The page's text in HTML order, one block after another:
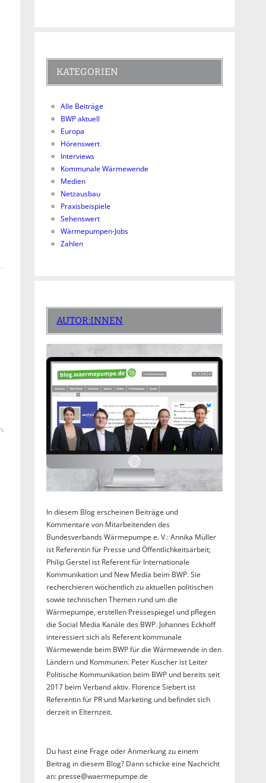
KATEGORIEN
Alle Beiträge
BWP aktuell
Europa
Hörenswert
Interviews
Kommunale Wärmewende
Medien
Netzausbau
Praxisbeispiele
Sehenswert
Wärmepumpen-Jobs
Zahlen
AUTOR:INNEN
In diesem Blog erscheinen Beiträge und
Kommentare von Mitarbeitenden des
Bundesverbands Wärmepumpe e. V.: Annika Müller
ist Referentin für Presse und Öffentlichkeitsarbeit;
Philip Gerstel ist Referent für Internationale
Kommunikation und New Media beim BWP. Sie
recherchieren wöchentlich zu aktuellen politischen
sowie technischen Themen rund um die
Wärmepumpe, erstellen Pressespiegel und pflegen
die Social Media Kanäle des BWP. Johannes Eckhoff
interessiert sich als Referent kommunale
Wärmewende beim BWP für die Wärmewende in den
Ländern und Kommunen. Peter Kuscher ist Leiter
Politische Kommunikation beim BWP und bereits seit
2017 beim Verband aktiv. Florence Siebert ist
Referentin für PR und Marketing und befindet sich
derzeit in Elternzeit.
Du hast eine Frage oder Anmerkung zu einem
Beitrag in diesem Blog? Dann schicke eine Nachricht
an: presse@waermepumpe.de